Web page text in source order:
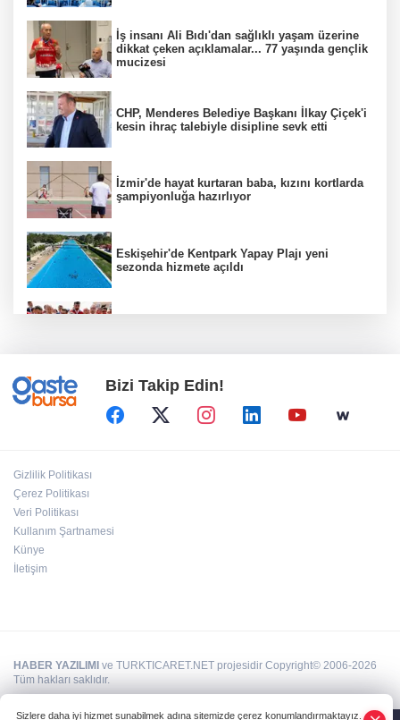
İş insanı Ali Bıdı'dan sağlıklı yaşam üzerine
dikkat çeken açıklamalar... 77 yaşında gençlik
mucizesi
CHP, Menderes Belediye Başkanı İlkay Çiçek'i
kesin ihraç talebiyle disipline sevk etti
İzmir'de hayat kurtaran baba, kızını kortlarda
şampiyonluğa hazırlıyor
Eskişehir'de Kentpark Yapay Plajı yeni
sezonda hizmete açıldı
Mersin'de Kurs Merkezleri LGS’de büyük
başarıya imza attı
Bizi Takip Edin!
Gizlilik Politikası
Çerez Politikası
Veri Politikası
Kullanım Şartnamesi
Künye
İletişim
HABER YAZILIMI ve TURKTICARET.NET projesidir Copyright© 2006-2026
Tüm hakları saklıdır.
Sizlere daha iyi hizmet sunabilmek adına sitemizde çerez konumlandırmaktayız.